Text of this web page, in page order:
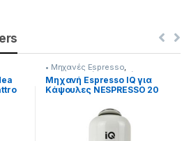
• Μηχανές Espresso,
Προετοιμασία Πρωινού
Μηχανή Espresso IQ για
Κάψουλες NESPRESSO 20